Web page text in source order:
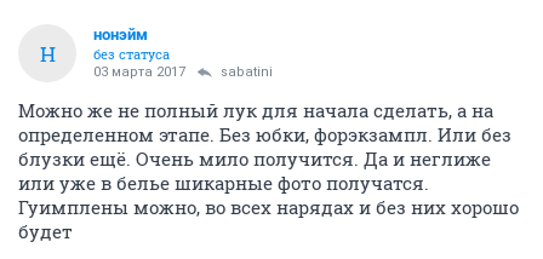
Н
нонэйм
без статуса
03 марта 2017 sabatini
Можно же не полный лук для начала сделать, а на
определенном этапе. Без юбки, форэкзампл. Или без
блузки ещё. Очень мило получится. Да и неглиже
или уже в белье шикарные фото получатся.
Гуимплены можно, во всех нарядах и без них хорошо
будет